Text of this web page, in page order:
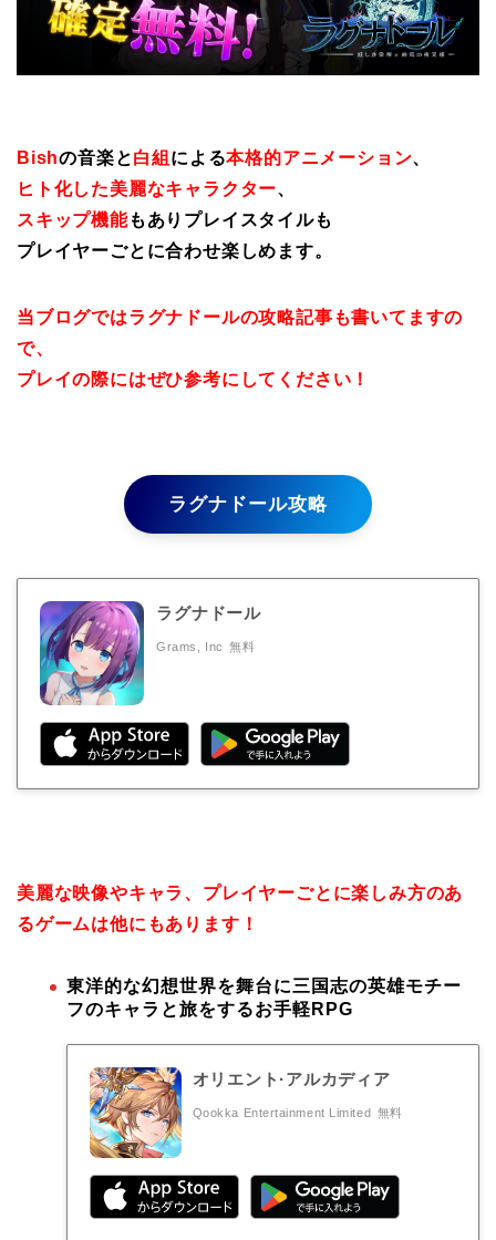
Bishの音楽と白組 による本格的アニメーション、
ヒト化した美麗なキャラクター、
スキップ機能もありプレイスタイルも
プレイヤーごとに合わせ楽しめます。
当ブログではラグナドールの攻略記事も書いてますの
で、
プレイの際にはぜひ参考にしてください！
ラグナドール攻略
ラグナドール
Grams, Inc 無料
美麗な映像やキャラ、プレイヤーごとに楽しみ方のあ
るゲームは他にもあります！
東洋的な幻想世界を舞台に三国志の英雄モチー
フのキャラと旅をするお手軽RPG
オリエント·アルカディア
Qookka Entertainment Limited 無料